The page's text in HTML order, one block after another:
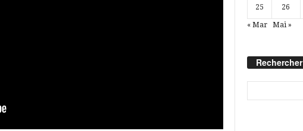
25 26
« Mar Mai »
Rechercher